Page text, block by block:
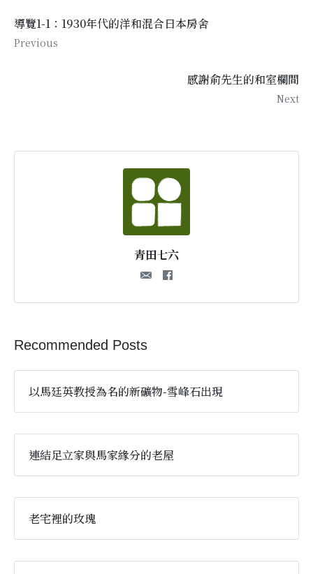
導覽1-1：1930年代的洋和混合日本房舍
Previous
感謝俞先生的和室欄間
Next
青田七六
Recommended Posts
以馬廷英教授為名的新礦物-雪峰石出現
連結足立家與馬家緣分的老屋
老宅裡的玫瑰